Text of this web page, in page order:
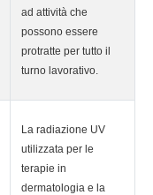
ad attività che
possono essere
protratte per tutto il
turno lavorativo.
La radiazione UV
utilizzata per le
terapie in
dermatologia e la